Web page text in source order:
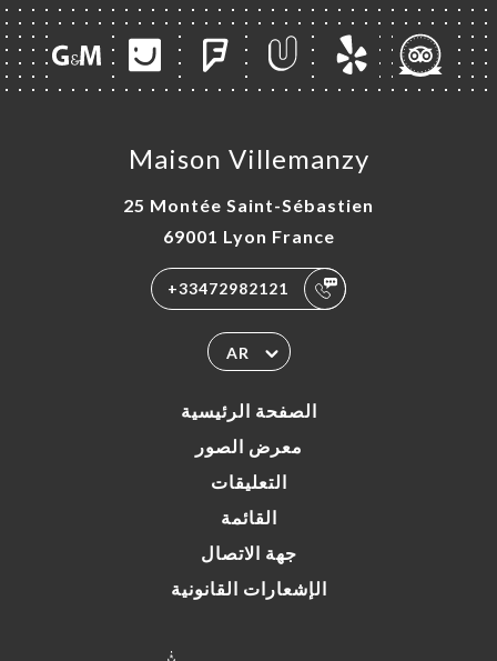
Maison Villemanzy
25 Montée Saint-Sébastien
69001 Lyon France
+33472982121
AR
الصفحة الرئيسية
معرض الصور
التعليقات
القائمة
جهة الاتصال
الإشعارات القانونية